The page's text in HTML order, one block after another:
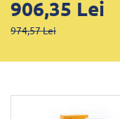
906,35 Lei
974,57 Lei